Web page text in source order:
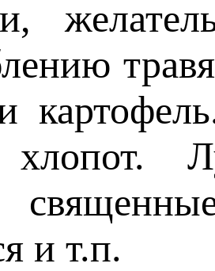
хлопот.
и т.п.